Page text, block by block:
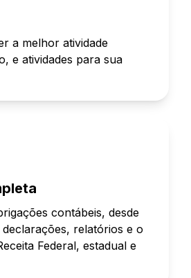
a melhor atividade
e atividades para sua
contábeis, desde
relatórios e o
Federal, estadual e